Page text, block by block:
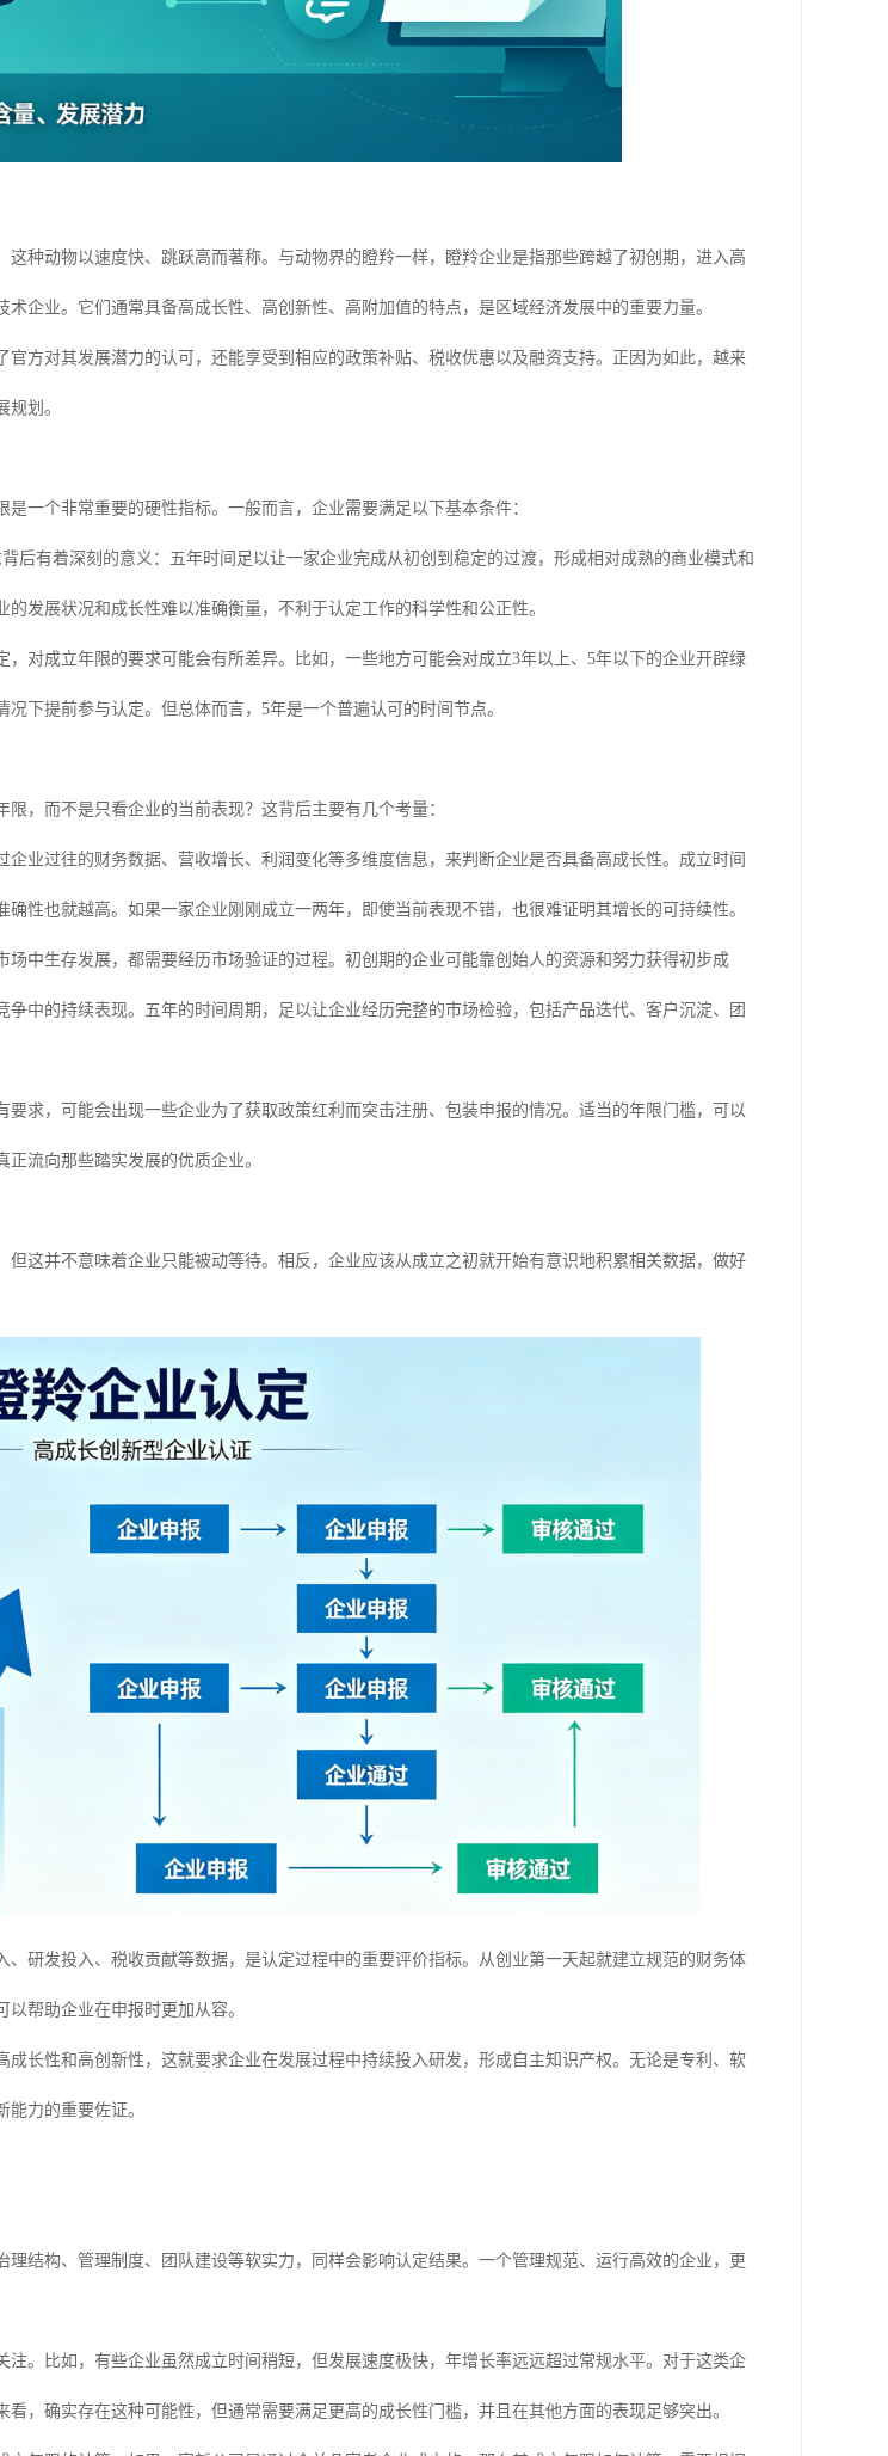
这种动物以速度快、跳跃高而著称。与动物界的瞪羚一样，瞪羚企业是指那些跨越了初创期，进入高
企业。它们通常具备高成长性、高创新性、高附加值的特点，是区域经济发展中的重要力量。
官方对其发展潜力的认可，还能享受到相应的政策补贴、税收优惠以及融资支持。正因为如此，越来
划。
一个非常重要的硬性指标。一般而言，企业需要满足以下基本条件：
后有着深刻的意义：五年时间足以让一家企业完成从初创到稳定的过渡，形成相对成熟的商业模式和
发展状况和成长性难以准确衡量，不利于认定工作的科学性和公正性。
，对成立年限的要求可能会有所差异。比如，一些地方可能会对成立3年以上、5年以下的企业开辟绿
下提前参与认定。但总体而言，5年是一个普遍认可的时间节点。
，而不是只看企业的当前表现？这背后主要有几个考量：
企业过往的财务数据、营收增长、利润变化等多维度信息，来判断企业是否具备高成长性。成立时间
性也就越高。如果一家企业刚刚成立一两年，即使当前表现不错，也很难证明其增长的可持续性。
场中生存发展，都需要经历市场验证的过程。初创期的企业可能靠创始人的资源和努力获得初步成
中的持续表现。五年的时间周期，足以让企业经历完整的市场检验，包括产品迭代、客户沉淀、团
要求，可能会出现一些企业为了获取政策红利而突击注册、包装申报的情况。适当的年限门槛，可以
流向那些踏实发展的优质企业。
但这并不意味着企业只能被动等待。相反，企业应该从成立之初就开始有意识地积累相关数据，做好
、研发投入、税收贡献等数据，是认定过程中的重要评价指标。从创业第一天起就建立规范的财务体
帮助企业在申报时更加从容。
成长性和高创新性，这就要求企业在发展过程中持续投入研发，形成自主知识产权。无论是专利、软
力的重要佐证。
理结构、管理制度、团队建设等软实力，同样会影响认定结果。一个管理规范、运行高效的企业，更
注。比如，有些企业虽然成立时间稍短，但发展速度极快，年增长率远远超过常规水平。对于这类企
，确实存在这种可能性，但通常需要满足更高的成长性门槛，并且在其他方面的表现足够突出。